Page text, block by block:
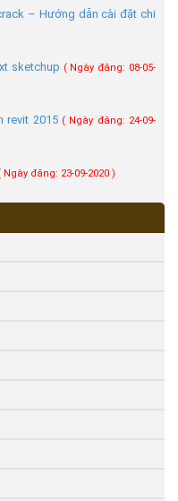
– Hướng dẫn cài đặt chi
sketchup ( Ngày đăng: 08-05-
revit 2015 ( Ngày đăng: 24-09-
Ngày đăng: 23-09-2020 )